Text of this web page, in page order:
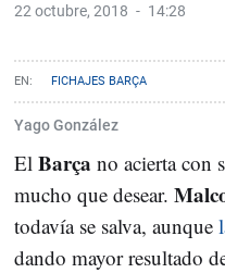
22 octubre, 2018 14:28
FICHAJES BARÇA
Yago González
El Barça no acierta con
mucho que desear.
todavía se salva, aunque
dando mayor resultado